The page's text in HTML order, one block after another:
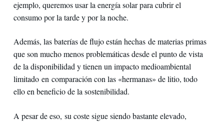
ejemplo, queremos usar la energía solar para cubrir el
consumo por la tarde y por la noche.
Además, las baterías de flujo están hechas de materias primas
que son mucho menos problemáticas desde el punto de vista
de la disponibilidad y tienen un impacto medioambiental
limitado en comparación con las «hermanas» de litio, todo
ello en beneficio de la sostenibilidad.
A pesar de eso, su coste sigue siendo bastante elevado,